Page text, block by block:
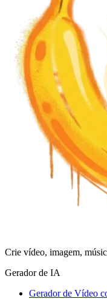
Crie vídeo, imagem,
Gerador de IA
Gerador de Vídeo